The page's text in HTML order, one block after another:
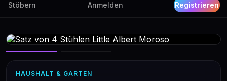
Stöbern Anmelden Registrieren
HAUSHALT & GARTEN